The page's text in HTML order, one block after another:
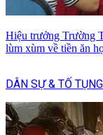
Hiệu trưởng Trường
lùm xùm về tiền ăn
DÂN SỰ & TỐ